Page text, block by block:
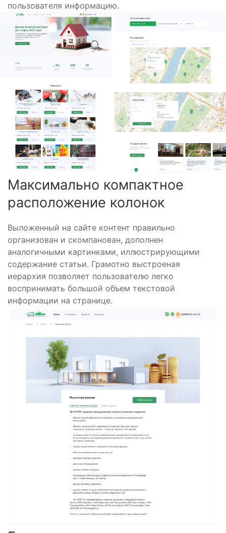
пользователя информацию.
Максимально компактное
расположение колонок
Выложенный на сайте контент правильно
организован и скомпанован, дополнен
аналогичными картинками, иллюстрирующими
содержание статьи. Грамотно выстроеная
иерархия позволяет пользователю легко
воспринимать большой объем текстовой
информации на странице.